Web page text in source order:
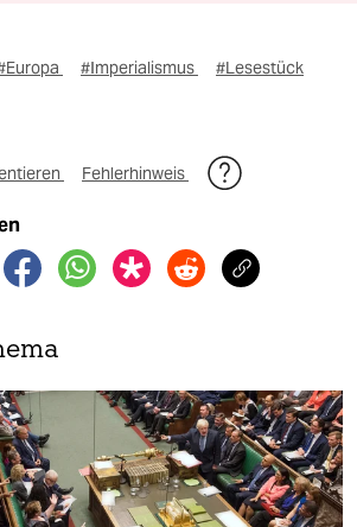
#Imperialismus
#Lesestück
Fehlerhinweis